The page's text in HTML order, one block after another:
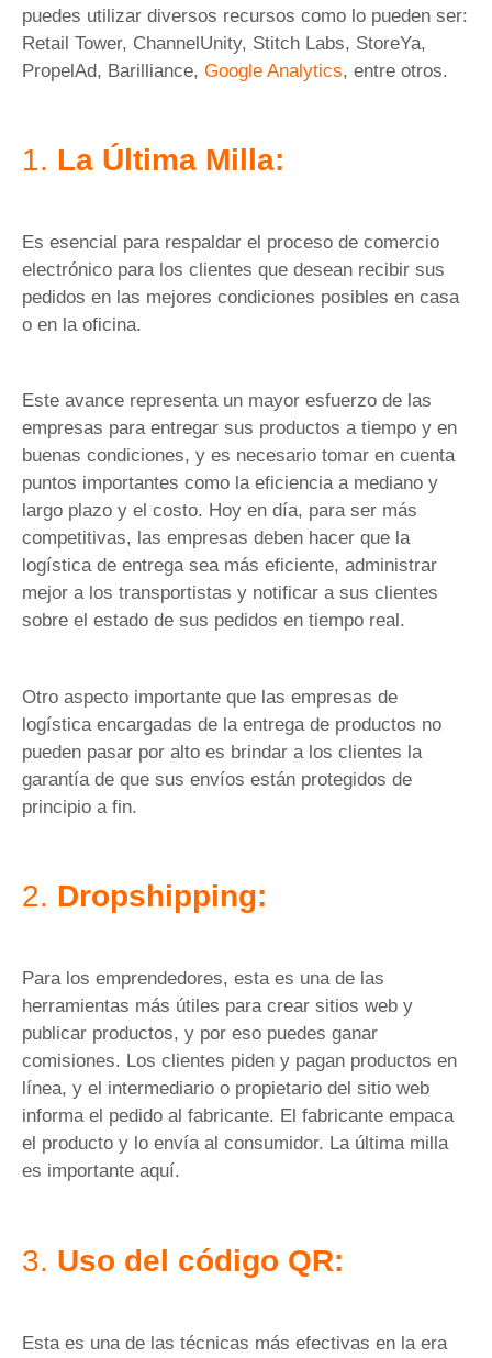
puedes utilizar diversos recursos como lo pueden ser:
Retail Tower, ChannelUnity, Stitch Labs, StoreYa,
PropelAd, Barilliance, Google Analytics, entre otros.
1. La Última Milla:
Es esencial para respaldar el proceso de comercio
electrónico para los clientes que desean recibir sus
pedidos en las mejores condiciones posibles en casa
o en la oficina.
Este avance representa un mayor esfuerzo de las
empresas para entregar sus productos a tiempo y en
buenas condiciones, y es necesario tomar en cuenta
puntos importantes como la eficiencia a mediano y
largo plazo y el costo. Hoy en día, para ser más
competitivas, las empresas deben hacer que la
logística de entrega sea más eficiente, administrar
mejor a los transportistas y notificar a sus clientes
sobre el estado de sus pedidos en tiempo real.
Otro aspecto importante que las empresas de
logística encargadas de la entrega de productos no
pueden pasar por alto es brindar a los clientes la
garantía de que sus envíos están protegidos de
principio a fin.
2. Dropshipping:
Para los emprendedores, esta es una de las
herramientas más útiles para crear sitios web y
publicar productos, y por eso puedes ganar
comisiones. Los clientes piden y pagan productos en
línea, y el intermediario o propietario del sitio web
informa el pedido al fabricante. El fabricante empaca
el producto y lo envía al consumidor. La última milla
es importante aquí.
3. Uso del código QR:
Esta es una de las técnicas más efectivas en la era